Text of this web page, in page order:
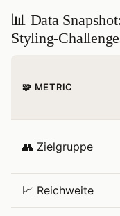
📊 Data
🧩 METRIC
👥 Zielgruppe
📈 Reichweite